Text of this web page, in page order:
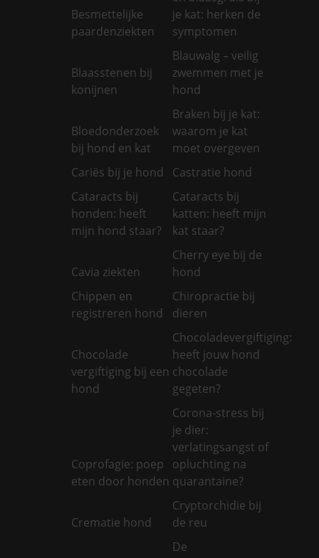
Besmettelijke
paardenziekten
je kat: herken de
symptomen
Blaasstenen bij
konijnen
Blauwalg – veilig
zwemmen met je
hond
Bloedonderzoek
bij hond en kat
Braken bij je kat:
waarom je kat
moet overgeven
Cariës bij je hond
Castratie hond
Cataracts bij
honden: heeft
mijn hond staar?
Cataracts bij
katten: heeft mijn
kat staar?
Cavia ziekten
Cherry eye bij de
hond
Chippen en
registreren hond
Chiropractie bij
dieren
Chocolade
vergiftiging bij een
hond
Chocoladevergiftiging:
heeft jouw hond
chocolade
gegeten?
Coprofagie: poep
eten door honden
Corona-stress bij
je dier:
verlatingsangst of
opluchting na
quarantaine?
Crematie hond
Cryptorchidie bij
de reu
De